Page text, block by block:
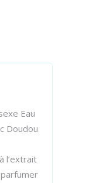
Eau
Doudou
l’extrait